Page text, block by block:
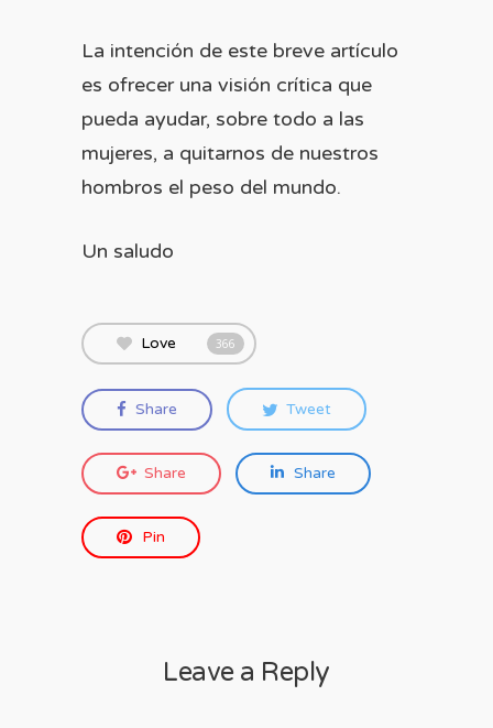
La intención de este breve artículo
es ofrecer una visión crítica que
pueda ayudar, sobre todo a las
mujeres, a quitarnos de nuestros
hombros el peso del mundo.
Un saludo
Love 366
Share Tweet
Share Share
Pin
Leave a Reply